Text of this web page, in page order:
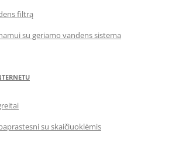
filtrą
su geriamo vandens sistema
su skaičiuoklėmis